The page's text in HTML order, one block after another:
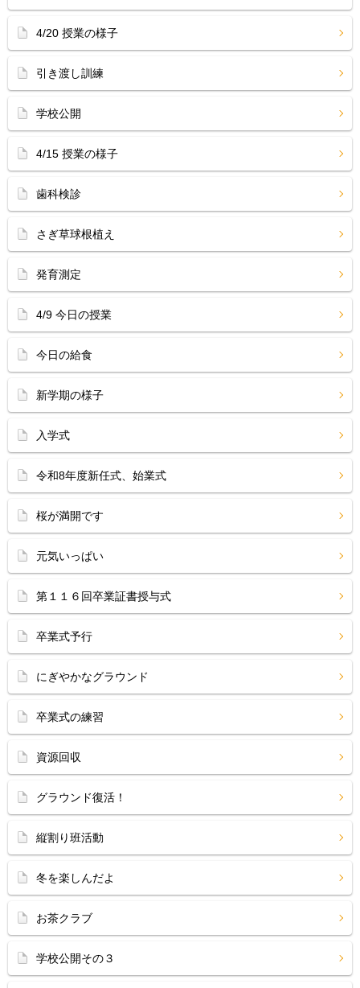
4/20 授業の様子
引き渡し訓練
学校公開
4/15 授業の様子
歯科検診
さぎ草球根植え
発育測定
4/9 今日の授業
今日の給食
新学期の様子
入学式
令和8年度新任式、始業式
桜が満開です
元気いっぱい
第１１６回卒業証書授与式
卒業式予行
にぎやかなグラウンド
卒業式の練習
資源回収
グラウンド復活！
縦割り班活動
冬を楽しんだよ
お茶クラブ
学校公開その３